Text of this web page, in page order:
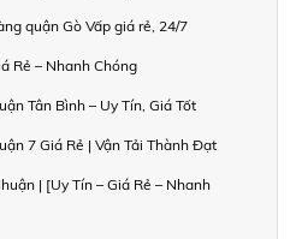
quận Gò Vấp giá rẻ, 24/7
Rẻ – Nhanh Chóng
Tân Bình – Uy Tín, Giá Tốt
7 Giá Rẻ | Vận Tải Thành Đạt
| [Uy Tín – Giá Rẻ – Nhanh